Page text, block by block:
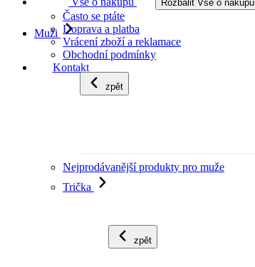
Rozbalit Vše o nákupu
Často se ptáte
Doprava a platba
Vrácení zboží a reklamace
Obchodní podmínky
Kontakt
Muži
zpět
Nejprodávanější produkty pro muže
Trička
zpět